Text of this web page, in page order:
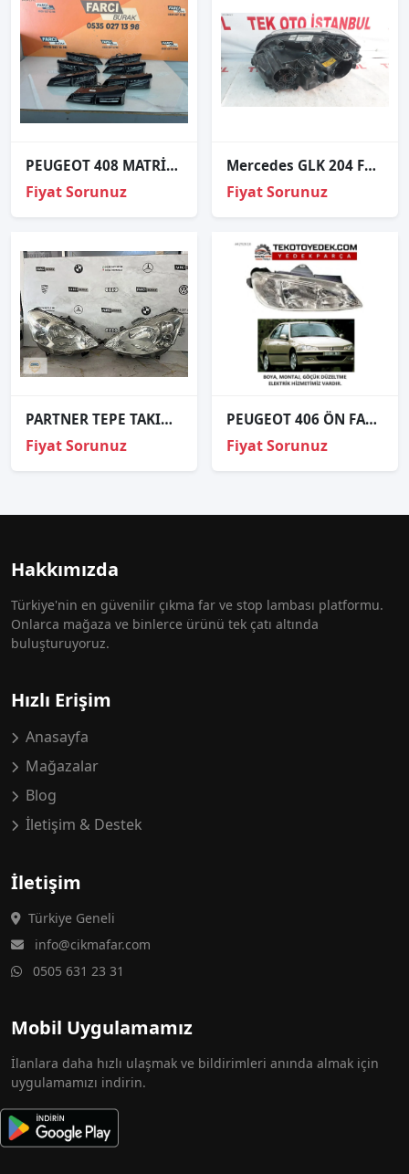
PEUGEOT 408 MATRİX TAKIM İÇ STOP ORJİNAL 1
Fiyat Sorunuz
Mercedes GLK 204 FAR 2008-2010 SAĞ XENON
Fiyat Sorunuz
PARTNER TEPE TAKIM FAR ORJİNAL
Fiyat Sorunuz
PEUGEOT 406 ÖN FAR SAĞ SOL 1995 VE ÜZERİ / KAMPANYA
Fiyat Sorunuz
Hakkımızda
Türkiye'nin en güvenilir çıkma far ve stop lambası platformu.
Onlarca mağaza ve binlerce ürünü tek çatı altında
buluşturuyoruz.
Hızlı Erişim
Anasayfa
Mağazalar
Blog
İletişim & Destek
İletişim
Türkiye Geneli
info@cikmafar.com
0505 631 23 31
Mobil Uygulamamız
İlanlara daha hızlı ulaşmak ve bildirimleri anında almak için
uygulamamızı indirin.